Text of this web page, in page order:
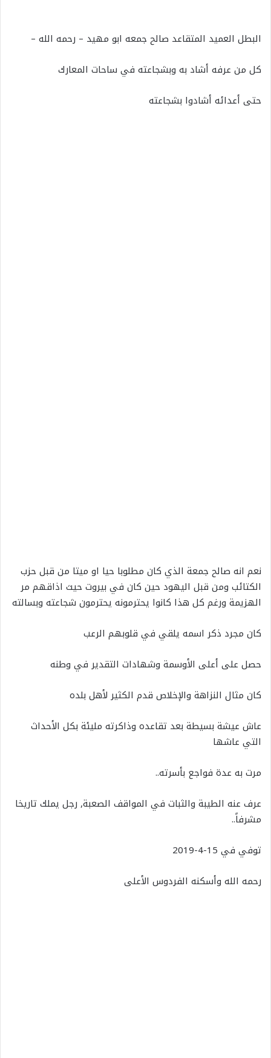
البطل العميد المتقاعد صالح جمعه ابو مهيد – رحمه الله –
كل من عرفه أشاد به وبشجاعته في ساحات المعارك
حتى أعدائه أشادوا بشجاعته
نعم انه صالح جمعة الذي كان مطلوبا حيا او ميتا من قبل حزب
الكتائب ومن قبل اليهود حين كان في بيروت حيث اذاقهم مر
الهزيمة ورغم كل هذا كانوا يحترمونه يحترمون شجاعته وبسالته
كان مجرد ذكر اسمه يلقي في قلوبهم الرعب
حصل على أعلى الأوسمة وشهادات التقدير في وطنه
كان مثال النزاهة والإخلاص قدم الكثير لأهل بلده
عاش عيشة بسيطة بعد تقاعده وذاكرته مليئة بكل الأحداث
التي عاشها
مرت به عدة فواجع بأسرته..
عرف عنه الطيبة والثبات في المواقف الصعبة, رجل يملك تاريخا
مشرفاً..
توفي في 15-4-2019
رحمه الله وأسكنه الفردوس الأعلى